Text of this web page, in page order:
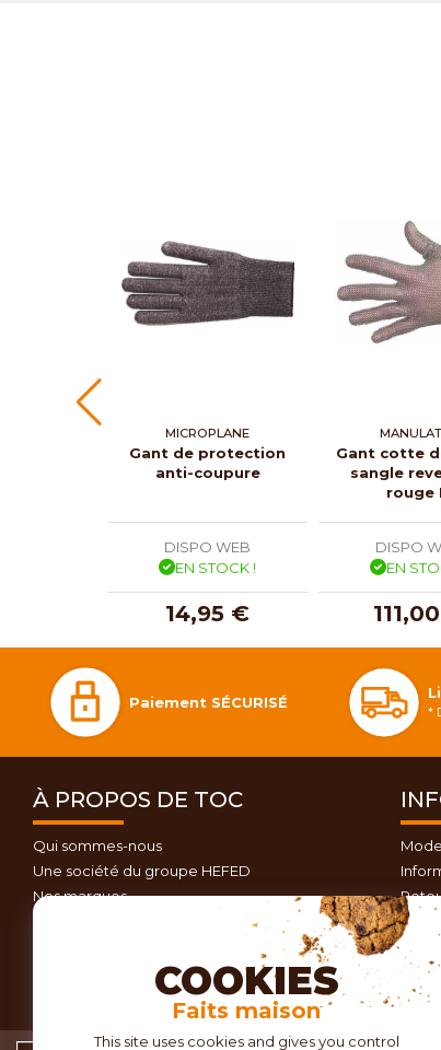
MICROPLANE
Gant de protection
anti-coupure
DISPO WEB
EN STOCK !
14,95 €
Gant cotte
sangle
rouge
DISPO
EN
Paiement SÉCURISÉ
*
À PROPOS DE TOC
Qui sommes-nous
Une société du groupe HEFED
Nos marques
Nos
COOKIES
Faits maison
This site uses cookies and gives you control